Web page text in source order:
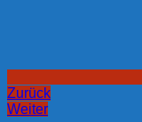
Zurück
Weiter